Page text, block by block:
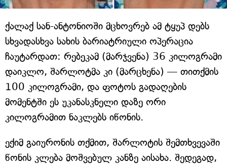
ქალაქ სან-ანტონიოში მცხოვრებ ამ ტყუპ დებს
სხვადასხვა სახის ბარიატრიული ოპერაცია
ჩაუტარდათ: რებეკამ (მარჯვენა) 36 კილოგრამი
დაიკლო, შარლოტმა კი (მარცხენა) — თითქმის
100 კილოგრამი, და ფოტოს გადაღების
მომენტში ეს უკანასკნელი დაზე ორი
კილოგრამით ნაკლებს იწონის.
ექიმ გაიურონის თქმით, შარლოტის შემთხვევაში
წონის კლება მოშვებულ კანზე აისახა. შედეგად,